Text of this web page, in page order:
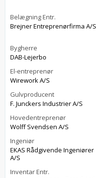
Belægning Entr.
Brejner Entreprenørfirma A/S
Bygherre
DAB-Lejerbo
El-entreprenør
Wirework A/S
Gulvproducent
F. Junckers Industrier A/S
Hovedentreprenør
Wolff Svendsen A/S
Ingeniør
EKAS Rådgivende Ingeniører
A/S
Inventar Entr.